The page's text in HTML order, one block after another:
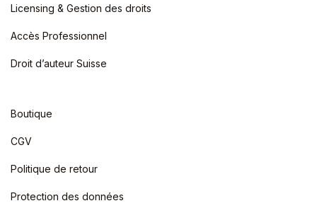
Licensing & Gestion des droits
Accès Professionnel
Droit d’auteur Suisse
Boutique
CGV
Politique de retour
Protection des données